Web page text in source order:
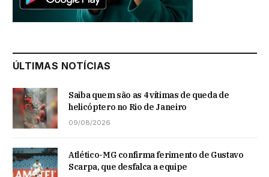
ÚLTIMAS NOTÍCIAS
Saiba quem são as 4 vítimas de queda de
helicóptero no Rio de Janeiro
09/08/2026
Atlético-MG confirma ferimento de Gustavo
Scarpa, que desfalca a equipe